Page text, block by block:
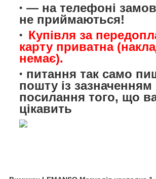
— на телефоні
не приймаються!
Купівля за
карту приватна
немає).
питання так само
пошту із зазначенням
посилання того, що
цікавить